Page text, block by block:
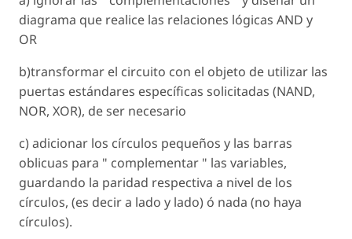
diagrama que realice las relaciones lógicas AND y
OR
b)transformar el circuito con el objeto de utilizar las
puertas estándares específicas solicitadas (NAND,
NOR, XOR), de ser necesario
c) adicionar los círculos pequeños y las barras
oblicuas para " complementar " las variables,
guardando la paridad respectiva a nivel de los
círculos, (es decir a lado y lado) ó nada (no haya
círculos).